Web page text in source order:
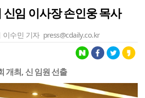
임 이사장 손인웅 목사
이수민 기자 press@cdaily.co.kr
개최, 신 임원 선출